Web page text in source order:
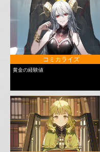
コミカライズ
黄金の経験値